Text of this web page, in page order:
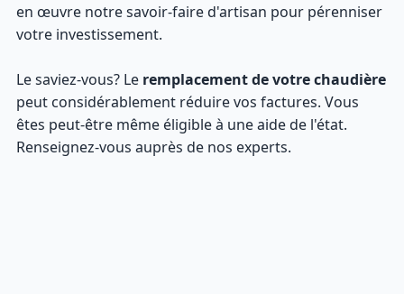
en œuvre notre savoir-faire d'artisan pour pérenniser
votre investissement.
Le saviez-vous? Le remplacement de votre chaudière
peut considérablement réduire vos factures. Vous
êtes peut-être même éligible à une aide de l'état.
Renseignez-vous auprès de nos experts.